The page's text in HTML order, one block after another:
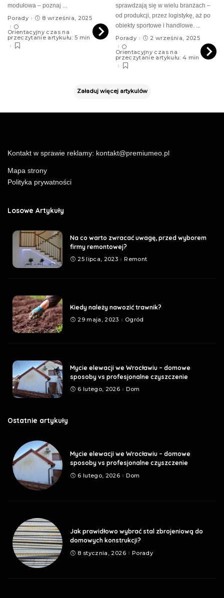
modułowa – poznaj
Porady
8 września, 2025
Orientacyjny czas na
przeczytanie artykułu: 5 min
sprawdzają się w wielu branżach –
od produkcji, przez logistykę, aż po
obiekty sportowe i handlowe.
Porady
2 września, 2025
Orientacyjny czas na
przeczytanie artykułu: 4 min
Załaduj więcej artykulów
Kontakt w sprawie reklamy: kontakt@premiumeo.pl
Mapa strony
Polityka prywatności
Losowe Artykuły
Na co warto zwracać uwagę, przed wyborem
firmy remontowej?
25 lipca, 2023 Remont
Kiedy należy nawozić trawnik?
29 maja, 2023 Ogród
Mycie elewacji we Wrocławiu – domowe
sposoby vs profesjonalne czyszczenie
6 lutego, 2026 Dom
Ostatnie artykuły
Mycie elewacji we Wrocławiu – domowe
sposoby vs profesjonalne czyszczenie
6 lutego, 2026 Dom
Jak prawidłowo wybrać stal zbrojeniową do
domowych konstrukcji?
8 stycznia, 2026 Porady